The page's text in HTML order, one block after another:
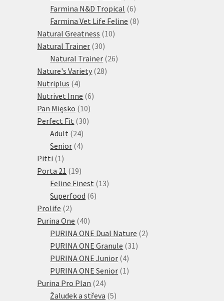
produktů
Farmina N&D Tropical 66
produktů
Farmina Vet Life Feline 88
Natural Greatness 1010
Natural Trainer 3030
produktů
Natural Trainer 2626
Nature's Variety 2828
Nutriplus 44
produkty
Nutrivet Inne 66
Pan Mięsko 1010
produktů
Perfect Fit 3030
Adult 2424
produktů
Senior 44
Pitti 1 1
produkt
Porta 21 1919
produktů
Feline Finest 1313
Superfood 66
Prolife 22
produkty
Purina One 4040
produktů
PURINA ONE Dual Nature 22
PURINA ONE Granule 31 31
PURINA ONE Junior 44
produkty
PURINA ONE Senior 1 1
Purina Pro Plan 2424
produktů
Žaludek a střeva 55